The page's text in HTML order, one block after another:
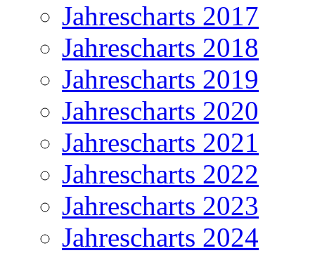
Jahrescharts 2017
Jahrescharts 2018
Jahrescharts 2019
Jahrescharts 2020
Jahrescharts 2021
Jahrescharts 2022
Jahrescharts 2023
Jahrescharts 2024